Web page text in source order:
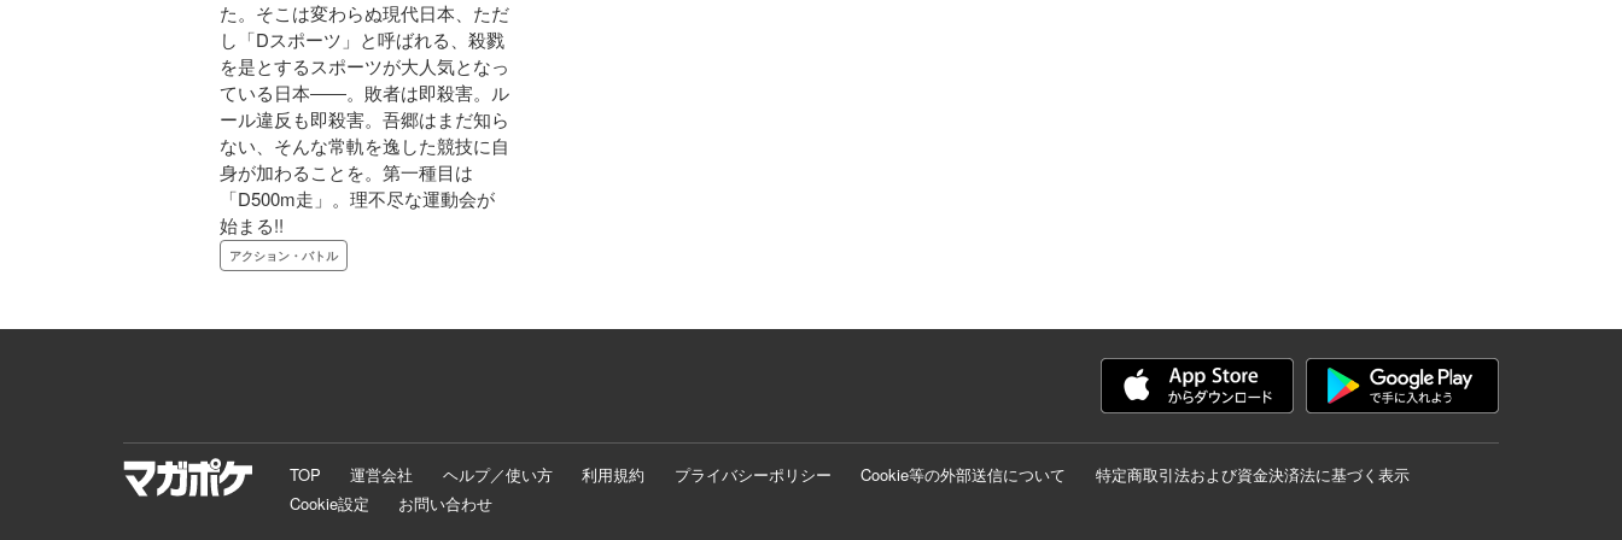
た。そこは変わらぬ現代日本、ただ
し「Dスポーツ」と呼ばれる、殺戮
を是とするスポーツが大人気となっ
ている日本――。敗者は即殺害。ル
ール違反も即殺害。吾郷はまだ知ら
ない、そんな常軌を逸した競技に自
身が加わることを。第一種目は
「D500m走」。理不尽な運動会が
始まる!!
アクション・バトル
TOP 運営会社 ヘルプ／使い方 利用規約 プライバシーポリシー Cookie等の外部送信について
特定商取引法および資金決済法に基づく表示
Cookie設定
お問い合わせ